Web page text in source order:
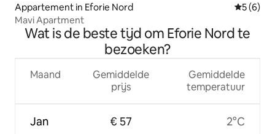
Appartement in Eforie Nord
5 (6)
Mavi Apartment
Wat is de beste tijd om Eforie Nord te
bezoeken?
Maand
Jan
Gemiddelde
prijs
€ 57
Gemiddelde
temperatuur
2°C